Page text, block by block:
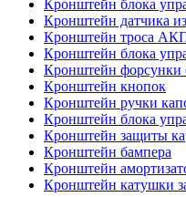
Кронштейн блока
Кронштейн датчика
Кронштейн троса
Кронштейн блока
Кронштейн форсунки
Кронштейн кнопок
Кронштейн ручки
Кронштейн блока
Кронштейн защиты
Кронштейн бампера
Кронштейн
Кронштейн катушки